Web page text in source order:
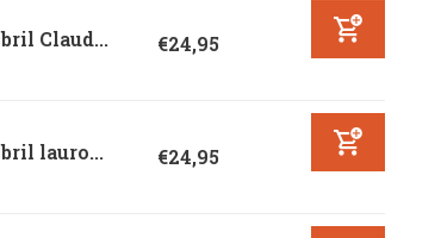
Claud... €24,95
lauro... €24,95